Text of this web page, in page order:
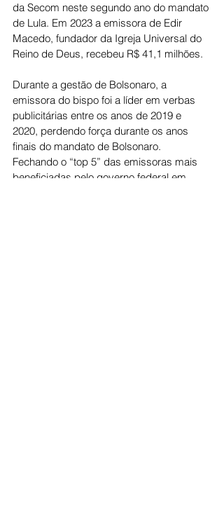
da Secom neste segundo ano do mandato
de Lula. Em 2023 a emissora de Edir
Macedo, fundador da Igreja Universal do
Reino de Deus, recebeu R$ 41,1 milhões.
Durante a gestão de Bolsonaro, a
emissora do bispo foi a líder em verbas
publicitárias entre os anos de 2019 e
2020, perdendo força durante os anos
finais do mandato de Bolsonaro.
Fechando o “top 5” das emissoras mais
beneficiadas pelo governo federal em